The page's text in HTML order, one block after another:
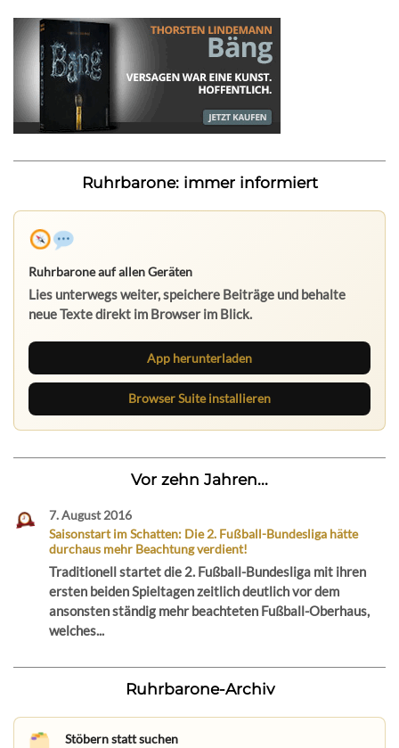
Ruhrbarone: immer informiert
Ruhrbarone auf allen Geräten
Lies unterwegs weiter, speichere Beiträge und behalte
neue Texte direkt im Browser im Blick.
App herunterladen
Browser Suite installieren
Vor zehn Jahren...
7. August 2016
Saisonstart im Schatten: Die 2. Fußball-Bundesliga hätte
durchaus mehr Beachtung verdient!
Traditionell startet die 2. Fußball-Bundesliga mit ihren
ersten beiden Spieltagen zeitlich deutlich vor dem
ansonsten ständig mehr beachteten Fußball-Oberhaus,
welches...
Ruhrbarone-Archiv
Stöbern statt suchen